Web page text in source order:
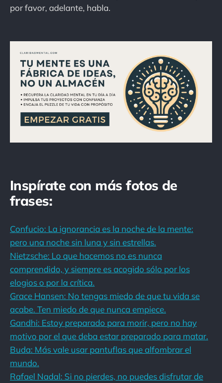
por favor, adelante, habla.
Inspírate con más fotos de
frases:
Confucio: La ignorancia es la noche de la mente:
pero una noche sin luna y sin estrellas.
Nietzsche: Lo que hacemos no es nunca
comprendido, y siempre es acogido sólo por los
elogios o por la crítica.
Grace Hansen: No tengas miedo de que tu vida se
acabe. Ten miedo de que nunca empiece.
Gandhi: Estoy preparado para morir, pero no hay
motivo por el que deba estar preparado para matar.
Buda: Más vale usar pantuflas que alfombrar el
mundo.
Rafael Nadal: Si no pierdes, no puedes disfrutar de